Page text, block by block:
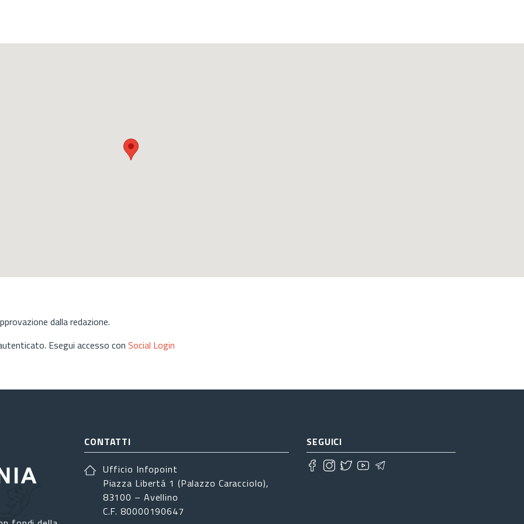
dalla redazione.
Esegui accesso con Social Login
CONTATTI
Ufficio Infopoint
Piazza Libertá 1 (Palazzo Caracciolo),
83100 – Avellino
C.F. 80000190647
SEGUICI